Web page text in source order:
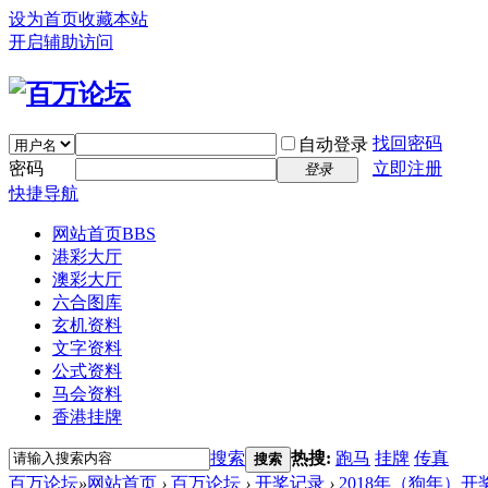
设为首页收藏本站
开启辅助访问
自动登录 找回密码
密码
登录
立即注册
快捷导航
网站首页BBS
港彩大厅
澳彩大厅
六合图库
玄机资料
文字资料
公式资料
马会资料
香港挂牌
搜索 搜索 热搜: 跑马 挂牌 传真
百万论坛»网站首页 › 百万论坛 › 开奖记录 › 2018年（狗年）开